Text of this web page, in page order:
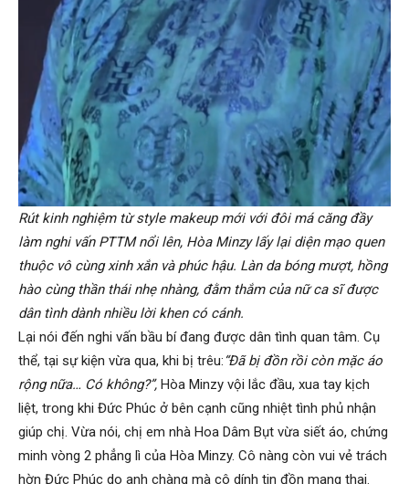
Rút kinh nghiệm từ style makeup mới với đôi má căng đầy
làm nghi vấn PTTM nổi lên, Hòa Minzy lấy lại diện mạo quen
thuộc vô cùng xinh xắn và phúc hậu. Làn da bóng mượt, hồng
hào cùng thần thái nhẹ nhàng, đằm thắm của nữ ca sĩ được
dân tình dành nhiều lời khen có cánh.
Lại nói đến nghi vấn bầu bí đang được dân tình quan tâm. Cụ
thể, tại sự kiện vừa qua, khi bị trêu:“Đã bị đồn rồi còn mặc áo
rộng nữa… Có không?”, Hòa Minzy vội lắc đầu, xua tay kịch
liệt, trong khi Đức Phúc ở bên cạnh cũng nhiệt tình phủ nhận
giúp chị. Vừa nói, chị em nhà Hoa Dâm Bụt vừa siết áo, chứng
minh vòng 2 phẳng lì của Hòa Minzy. Cô nàng còn vui vẻ trách
hờn Đức Phúc do anh chàng mà cô dính tin đồn mang thai.